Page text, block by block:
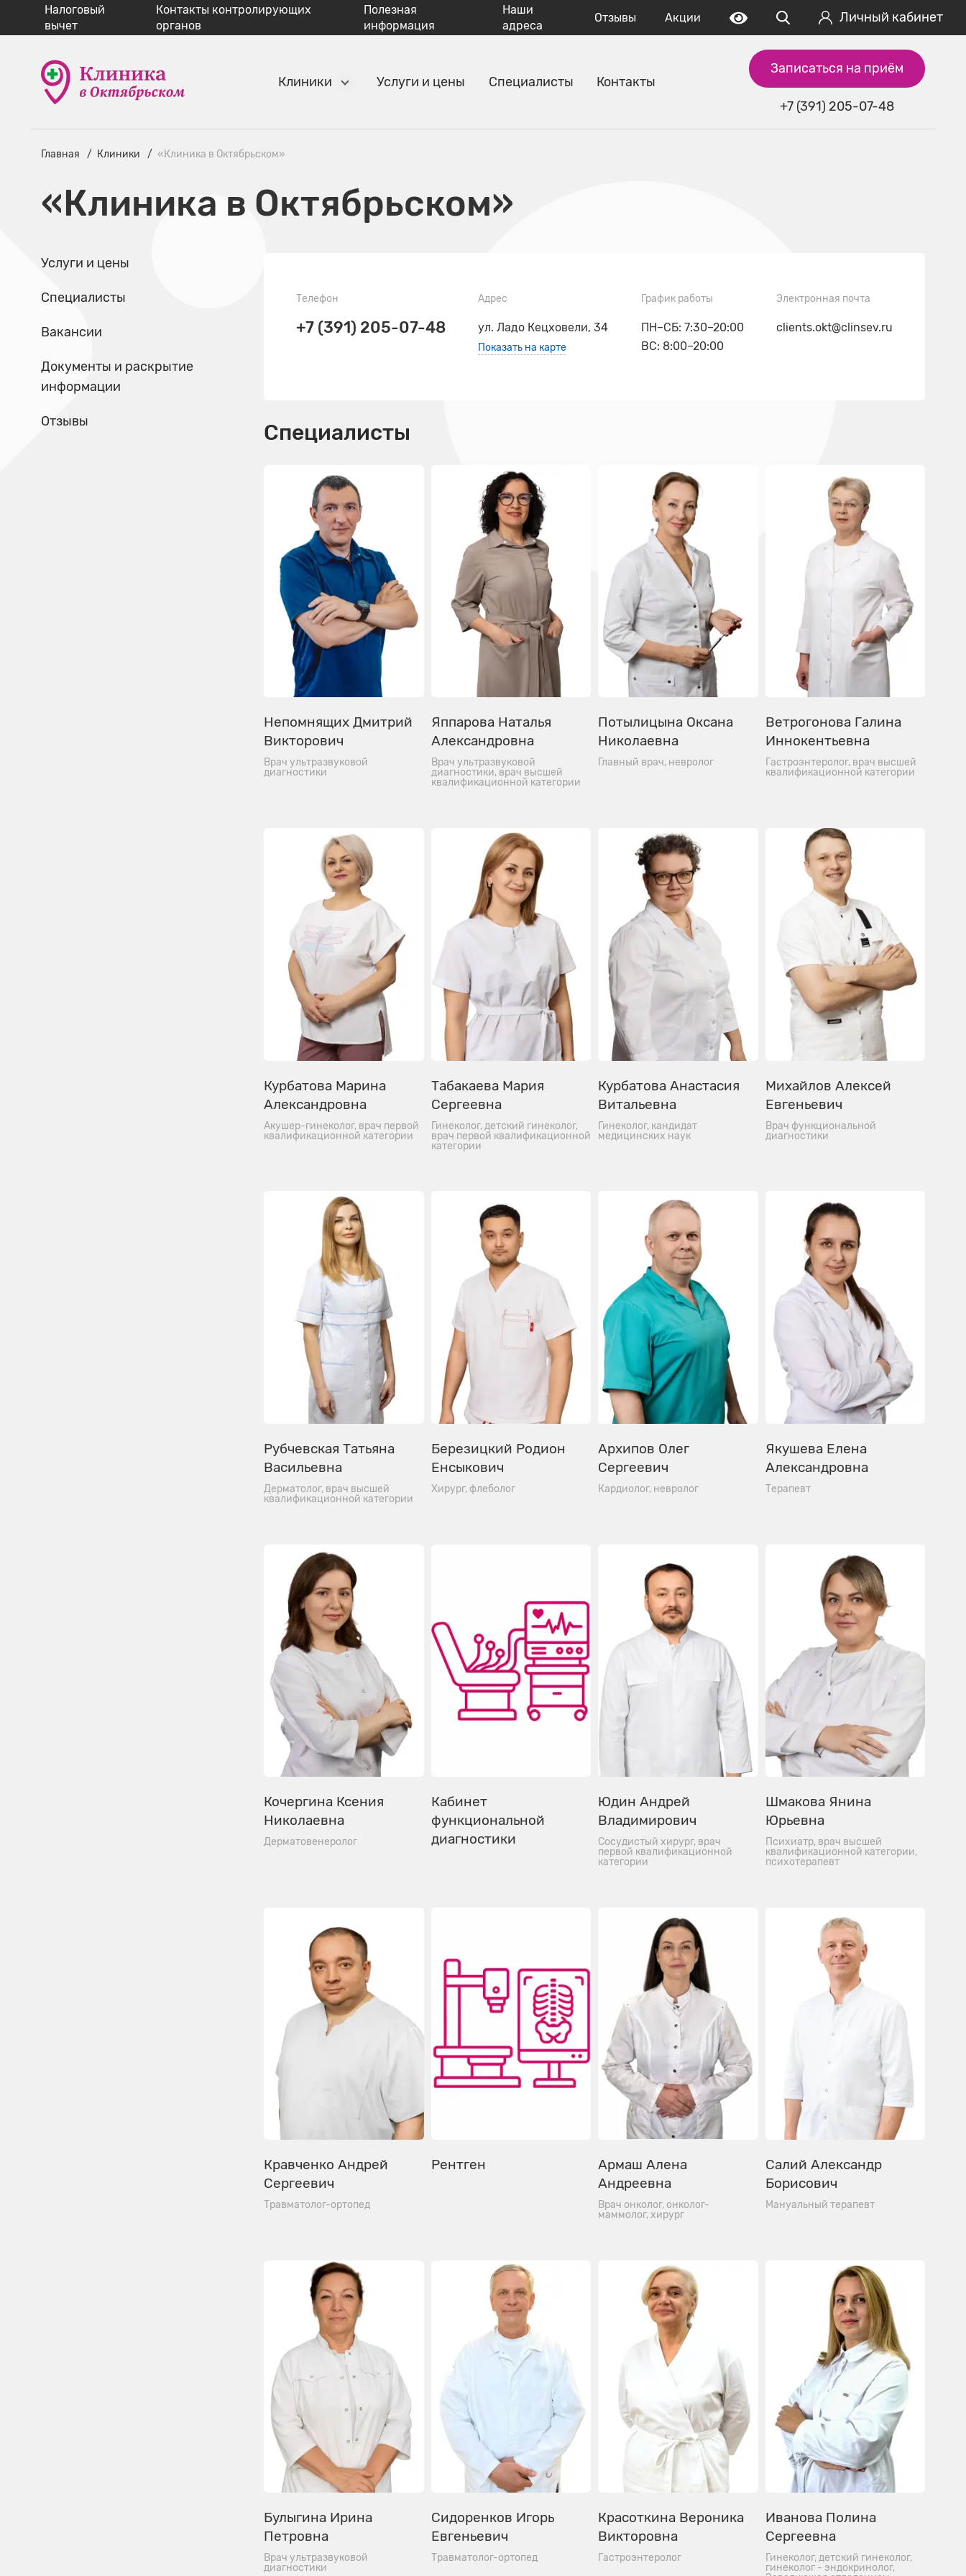
Налоговый
вычет
Контакты контролирующих
органов
Полезная
информация
Наши
адреса
Отзывы Акции Личный кабинет
Клиники Услуги и цены Специалисты
Контакты
+7 (391) 205-07-48
Записаться на приём
Главная Клиники «Клиника в Октябрьском»
«Клиника в Октябрьском»
Услуги и цены
Специалисты
Вакансии
Документы и раскрытие
информации
Отзывы
Телефон
+7 (391) 205-07-48
Адрес
ул. Ладо Кецховели, 34
Показать на карте
График работы
ПН–СБ: 7:30–20:00
ВС: 8:00–20:00
Электронная почта
clients.okt@clinsev.ru
Специалисты
Непомнящих Дмитрий
Викторович
Врач ультразвуковой
диагностики
Яппарова Наталья
Александровна
Врач ультразвуковой
диагностики, врач высшей
квалификационной категории
Потылицына Оксана
Николаевна
Главный врач, невролог
Ветрогонова Галина
Иннокентьевна
Гастроэнтеролог, врач высшей
квалификационной категории
Курбатова Марина
Александровна
Акушер-гинеколог, врач первой
квалификационной категории
Табакаева Мария
Сергеевна
Гинеколог, детский гинеколог,
врач первой квалификационной
категории
Курбатова Анастасия
Витальевна
Гинеколог, кандидат
медицинских наук
Михайлов Алексей
Евгеньевич
Врач функциональной
диагностики
Рубчевская Татьяна
Васильевна
Дерматолог, врач высшей
квалификационной категории
Березицкий Родион
Енсыкович
Хирург, флеболог
Архипов Олег
Сергеевич
Кардиолог, невролог
Якушева Елена
Александровна
Терапевт
Кочергина Ксения
Николаевна
Дерматовенеролог
Кабинет
функциональной
диагностики
Юдин Андрей
Владимирович
Сосудистый хирург, врач
первой квалификационной
категории
Шмакова Янина
Юрьевна
Психиатр, врач высшей
квалификационной категории,
психотерапевт
Кравченко Андрей
Сергеевич
Травматолог-ортопед
Рентген
Армаш Алена
Андреевна
Врач онколог, онколог-
маммолог, хирург
Салий Александр
Борисович
Мануальный терапевт
Булыгина Ирина
Петровна
Врач ультразвуковой
диагностики
Сидоренков Игорь
Евгеньевич
Травматолог-ортопед
Красоткина Вероника
Викторовна
Гастроэнтеролог
Иванова Полина
Сергеевна
Гинеколог, детский гинеколог,
гинеколог - эндокринолог,